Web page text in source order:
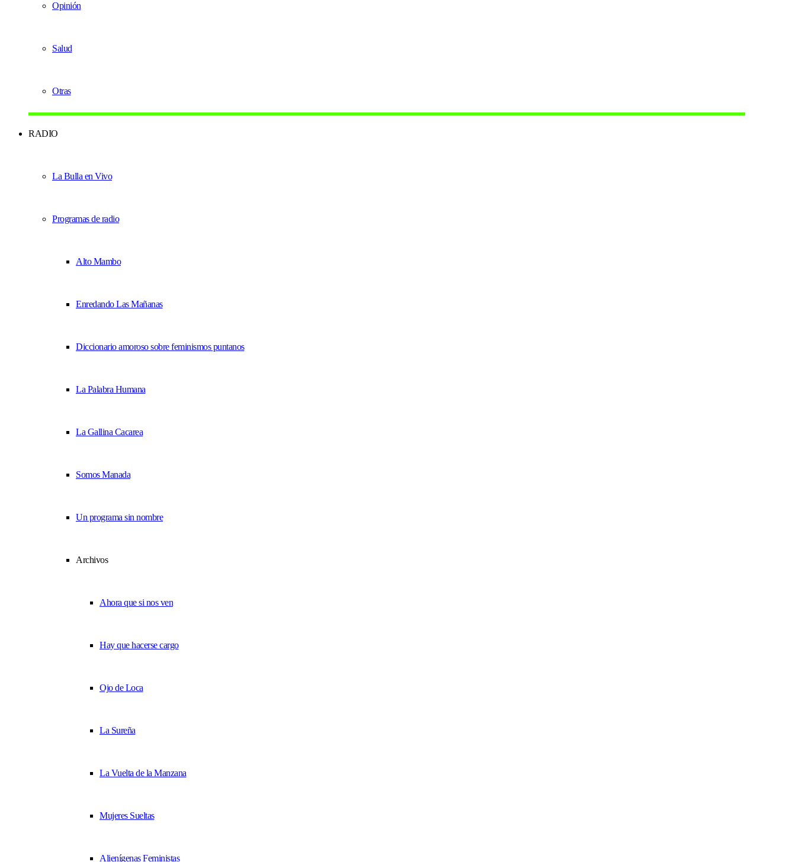
Opinión
Salud
Otras
RADIO
La Bulla en Vivo
Programas de radio
Alto Mambo
Enredando Las Mañanas
Diccionario amoroso sobre feminismos puntanos
La Palabra Humana
La Gallina Cacarea
Somos Manada
Un programa sin nombre
Archivos
Ahora que si nos ven
Hay que hacerse cargo
Ojo de Loca
La Sureña
La Vuelta de la Manzana
Mujeres Sueltas
Alienígenas Feministas